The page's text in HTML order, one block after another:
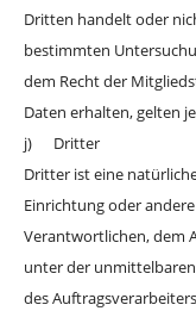
Dritten handelt oder
bestimmten
dem Recht der
Daten erhalten, gelten
j) Dritter
Dritter ist eine
Einrichtung oder
Verantwortlichen, dem
unter der
des